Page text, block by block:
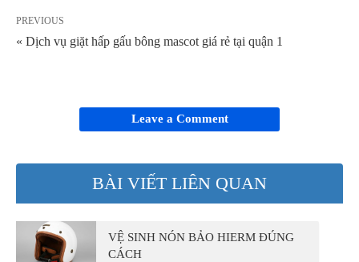
PREVIOUS
« Dịch vụ giặt hấp gấu bông mascot giá rẻ tại quận 1
Leave a Comment
BÀI VIẾT LIÊN QUAN
VỆ SINH NÓN BẢO HIERM ĐÚNG
CÁCH